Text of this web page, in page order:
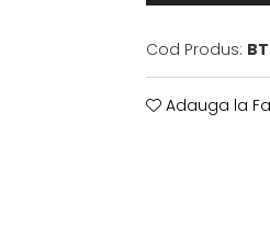
Cod Produs:
Adauga la